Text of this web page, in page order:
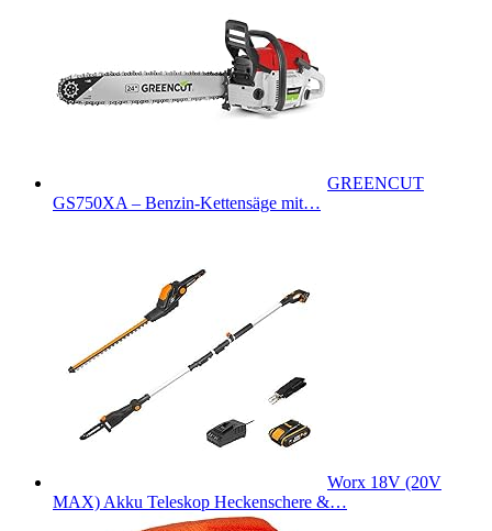
GREENCUT
GS750XA – Benzin-Kettensäge mit…
Worx 18V (20V
MAX) Akku Teleskop Heckenschere &…